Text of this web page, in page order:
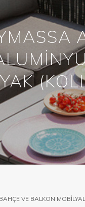
VE BALKON